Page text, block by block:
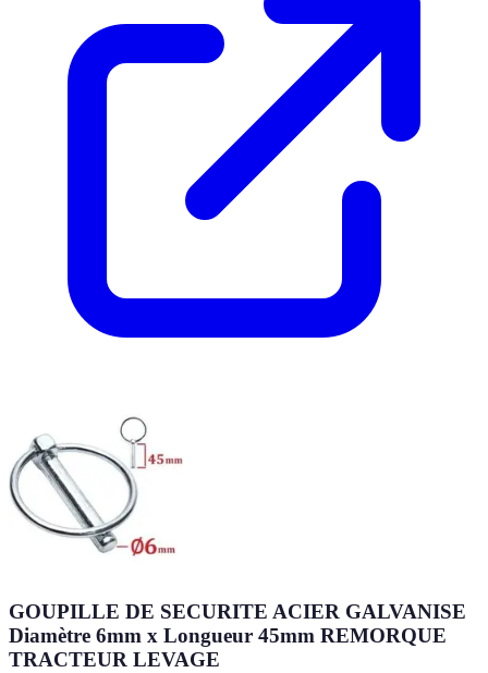
GOUPILLE DE SECURITE ACIER GALVANISE
Diamètre 6mm x Longueur 45mm REMORQUE
TRACTEUR LEVAGE